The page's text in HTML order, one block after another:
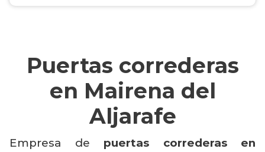
Puertas correderas
en Mairena del
Aljarafe
Empresa de puertas correderas en